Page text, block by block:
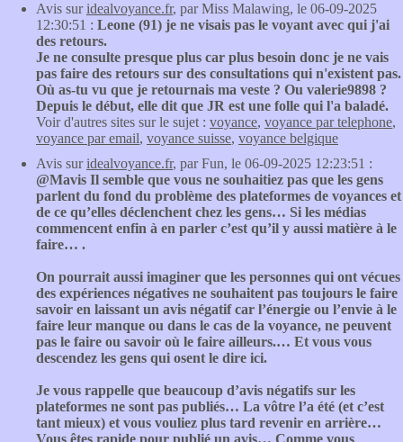
Avis suridealvoyance.fr, par Miss Malawing, le 06-09-2025
12:30:51 : Leone (91) je ne visais pas le voyant avec qui j'ai
des retours.
Je ne consulte presque plus car plus besoin donc je ne vais
pas faire des retours sur des consultations qui n'existent pas.
Où as-tu vu que je retournais ma veste ? Ou valerie9898 ?
Depuis le début, elle dit que JR est une folle qui l'a baladé.
Voir d'autres sites sur le sujet : voyance, voyance par telephone,
voyance par email, voyance suisse, voyance belgique
Avis suridealvoyance.fr, par Fun, le 06-09-2025 12:23:51 :
@Mavis Il semble que vous ne souhaitiez pas que les gens
parlent du fond du problème des plateformes de voyances et
de ce qu’elles déclenchent chez les gens… Si les médias
commencent enfin à en parler c’est qu’il y aussi matière à le
faire… .
On pourrait aussi imaginer que les personnes qui ont vécues
des expériences négatives ne souhaitent pas toujours le faire
savoir en laissant un avis négatif car l’énergie ou l’envie à le
faire leur manque ou dans le cas de la voyance, ne peuvent
pas le faire ou savoir où le faire ailleurs.… Et vous vous
descendez les gens qui osent le dire ici.
Je vous rappelle que beaucoup d’avis négatifs sur les
plateformes ne sont pas publiés… La vôtre l’a été (et c’est
tant mieux) et vous vouliez plus tard revenir en arrière…
Vous êtes rapide pour publié un avis… Comme vous